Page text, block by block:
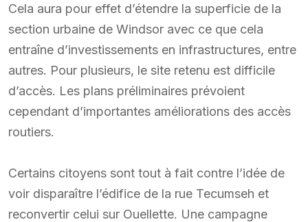
Cela aura pour effet d’étendre la superficie de la
section urbaine de Windsor avec ce que cela
entraîne d’investissements en infrastructures, entre
autres. Pour plusieurs, le site retenu est difficile
d’accès. Les plans préliminaires prévoient
cependant d’importantes améliorations des accès
routiers.
Certains citoyens sont tout à fait contre l’idée de
voir disparaître l’édifice de la rue Tecumseh et
reconvertir celui sur Ouellette. Une campagne